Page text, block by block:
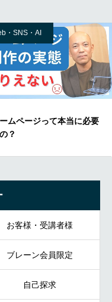
・SNS・AI
ムページって本当に必要
？
お客様・受講者様
ブレーン会員限定
自己探求